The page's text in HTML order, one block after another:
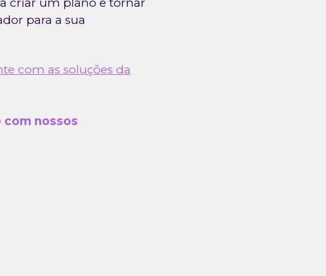
para a sua
com as soluções da
nossos